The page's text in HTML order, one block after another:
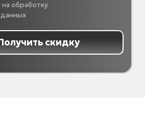
скидку
на обработку